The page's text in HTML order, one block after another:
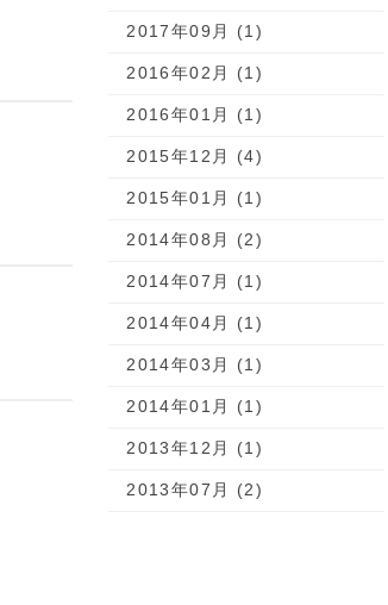
2017年09月 (1)
2016年02月 (1)
2016年01月 (1)
2015年12月 (4)
2015年01月 (1)
2014年08月 (2)
2014年07月 (1)
2014年04月 (1)
2014年03月 (1)
2014年01月 (1)
2013年12月 (1)
2013年07月 (2)